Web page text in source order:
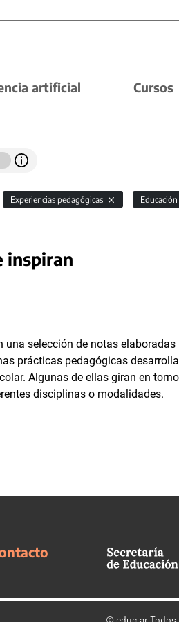
artificial Cursos
Experiencias pedagógicas
inspiran
una selección de notas
prácticas pedagógicas
Algunas de ellas giran en
disciplinas o modalidades.
© educ.arTodos